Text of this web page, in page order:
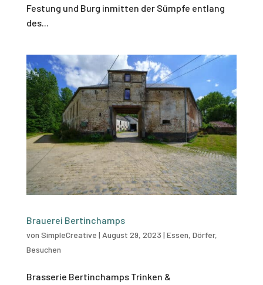
Festung und Burg inmitten der Sümpfe entlang
des...
Brauerei Bertinchamps
von SimpleCreative | August 29, 2023 | Essen, Dörfer,
Besuchen
Brasserie Bertinchamps Trinken &